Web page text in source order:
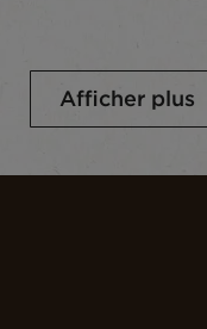
Afficher plus